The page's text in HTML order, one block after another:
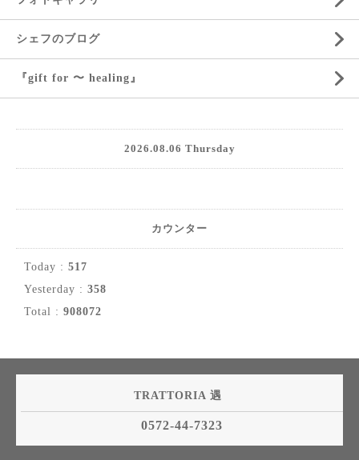
シェフのブログ
『gift for 〜 healing』
2026.08.06 Thursday
カウンター
Today : 517
Yesterday : 358
Total : 908072
TRATTORIA 遇
0572-44-7323